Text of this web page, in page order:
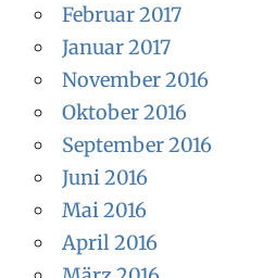
Februar 2017
Januar 2017
November 2016
Oktober 2016
September 2016
Juni 2016
Mai 2016
April 2016